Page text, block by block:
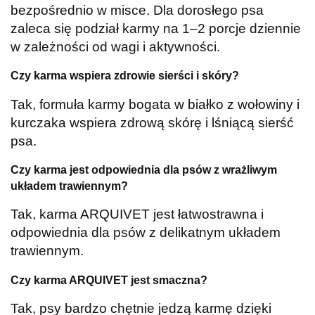
bezpośrednio w misce. Dla dorosłego psa
zaleca się podział karmy na 1–2 porcje dziennie
w zależności od wagi i aktywności.
Czy karma wspiera zdrowie sierści i skóry?
Tak, formuła karmy bogata w białko z wołowiny i
kurczaka wspiera zdrową skórę i lśniącą sierść
psa.
Czy karma jest odpowiednia dla psów z wrażliwym
układem trawiennym?
Tak, karma ARQUIVET jest łatwostrawna i
odpowiednia dla psów z delikatnym układem
trawiennym.
Czy karma ARQUIVET jest smaczna?
Tak, psy bardzo chętnie jedzą karmę dzięki